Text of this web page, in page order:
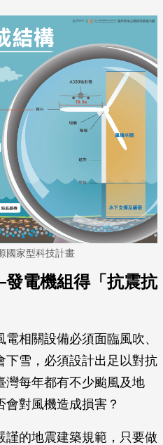
國家型科技計畫
電機組得「抗震抗
相關設備必須面臨風吹、
下雪，必須設計出足以對抗
灣每年都有不少颱風及地
對風機造成損害？
謹的地震建築規範，只要做